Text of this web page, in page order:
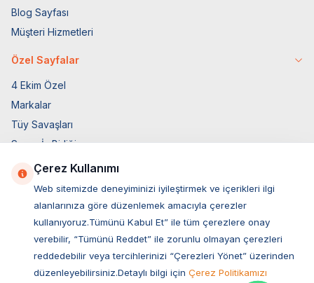
Blog Sayfası
Müşteri Hizmetleri
Özel Sayfalar
4 Ekim Özel
Markalar
Tüy Savaşları
Socar İş Birliği
İyzico İş Birliği
Mobil Uygulama
Çerez Kullanımı
Web sitemizde deneyiminizi iyileştirmek ve içerikleri ilgi
alanlarınıza göre düzenlemek amacıyla çerezler
kullanıyoruz.Tümünü Kabul Et” ile tüm çerezlere onay
verebilir, “Tümünü Reddet” ile zorunlu olmayan çerezleri
reddedebilir veya tercihlerinizi “Çerezleri Yönet” üzerinden
düzenleyebilirsiniz.Detaylı bilgi için Çerez Politikamızı